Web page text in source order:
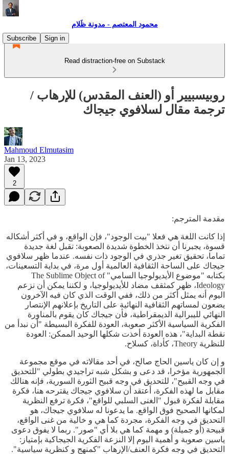
محمود المعتصم - مدونة ظَلام
Subscribe
Sign in
Read distraction-free on Substack
روبيسبيير أو (العنف المقدس) للإرهاب /
ترجمة مقال لسلافوي جيجاك
Mahmoud Elmutasim
Jan 13, 2023
2
مقدمة المترجم:
إذا كانت اللغة هي فعلا "بيت الوجود"، فإن الواقع، و في أكثر أشكاله
قسوة، يجبرنا أن نتخذ الخطوة شديدة الصعوبة: تقبل لغة جديدة
تماما، تحقيق تغير جذري في الوجود ذات نفسه. عندما ظهر سلافوي
جيجاك على الساحة الثقافية العالمية أول مرة، في بداية التسعينات،
بكتابه "موضوع الأيديولوجيا السامي" The Sublime Object of
Ideology، ظهر كمثقف مضاد للأيديولوجيا، و لكننا يمكن أن نزعم
اليوم أنه يمثل أكثر من ذلك، ففي الوقت الذي كان فيه الآخرون
يضعون لمساتهم الثقافية النهائية على التاريخ بإعلانهم الإنتصار
النهائي لليبرالية الديمقراطية، فأن جيجاك كان يقوم بالمناورة
الفكرية السياسية الأكثر صعوبة، العودة للفكرة البسيطة "أن نبدأ من
نقطة البداية"، هذه العودة أخذت شكلها الوحيد الممكن: العودة
للنظرية Theory، كأداة، كسلاح.
و إن كان ياسين الحاج صالح، في أحد مقالاته في موقع مجموعة
الجمهورية مؤخرا، قد دعى و بشكل شبه تراجيدي بطولي "للتحديق
في وجه القبيح"، للتحديق في وجه قبيح الثورة السورية، فإنه هنالك
مقابل ما لهذه الفكرة، أعتقد أن سلافوي جيجاك يقترحه هنا، فكرة
مقابلة لفكرة قبول "الغنى السلبي للواقع"، فكرة ترفع النظرية
لمكانها الصحيح فوق الواقع. ما يدعونا له سلافوي جيجاك، هو
التحديق في وجه الفكرة، مجردة كما هي و خالية من غنى الواقع،
قبيحة (أو جميلة) و مهمة كما هي بلا أي "صور". ربما لا يفوق دعوى
ياسين صعوبة و أهمية اليوم إلا النزعة الفكرية الجيجاكية بإمتياز:
التحديق في وجه فكرة العنف/الإرهاب "كمنهج و كنظرية سياسية".